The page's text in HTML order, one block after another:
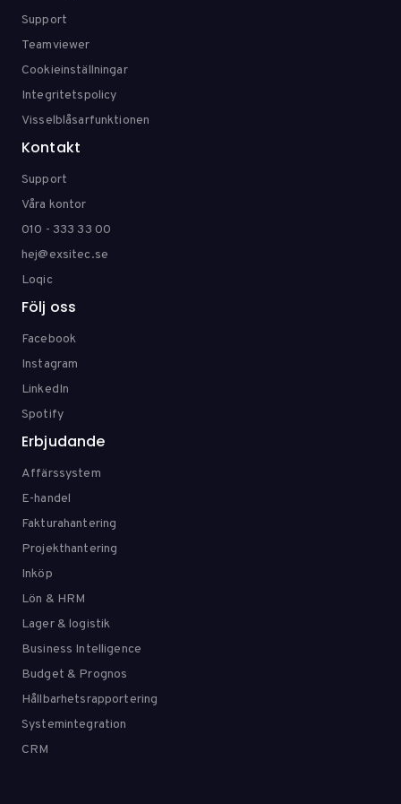
Support
Teamviewer
Cookieinställningar
Integritetspolicy
Visselblåsarfunktionen
Kontakt
Support
Våra kontor
010 - 333 33 00
hej@exsitec.se
Loqic
Följ oss
Facebook
Instagram
LinkedIn
Spotify
Erbjudande
Affärssystem
E-handel
Fakturahantering
Projekthantering
Inköp
Lön & HRM
Lager & logistik
Business Intelligence
Budget & Prognos
Hållbarhetsrapportering
Systemintegration
CRM